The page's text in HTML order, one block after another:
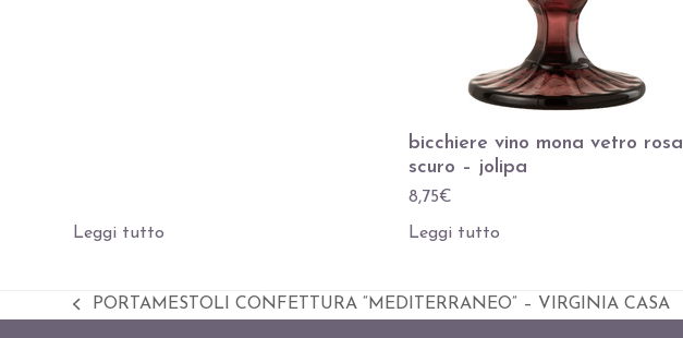
Leggi tutto
bicchiere vino mona vetro rosa
scuro – jolipa
8,75€
Leggi tutto
Slide
PORTAMESTOLI CONFETTURA “MEDITERRANEO” – VIRGINIA CASA